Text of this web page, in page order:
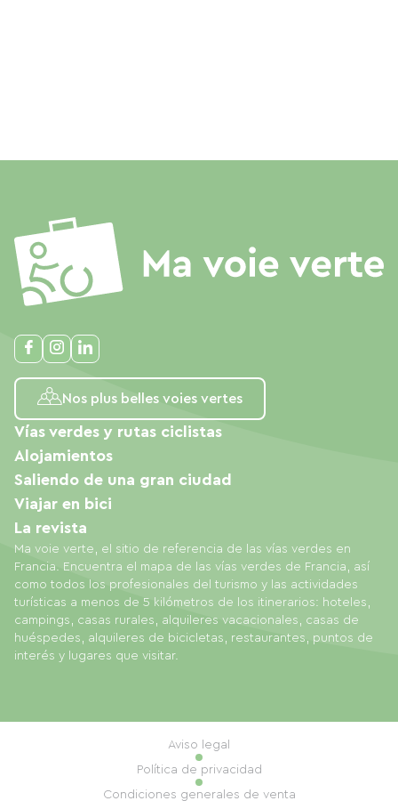
Nos plus belles voies vertes
Ma voie verte, el sitio de referencia de las vías verdes en
Francia. Encuentra el mapa de las vías verdes de Francia, así
como todos los profesionales del turismo y las actividades
turísticas a menos de 5 kilómetros de los itinerarios: hoteles,
campings, casas rurales, alquileres vacacionales, casas de
huéspedes, alquileres de bicicletas, restaurantes, puntos de
interés y lugares que visitar.
Vías verdes y rutas ciclistas
Alojamientos
Saliendo de una gran ciudad
Viajar en bici
La revista
Aviso legal
Política de privacidad
Condiciones generales de venta